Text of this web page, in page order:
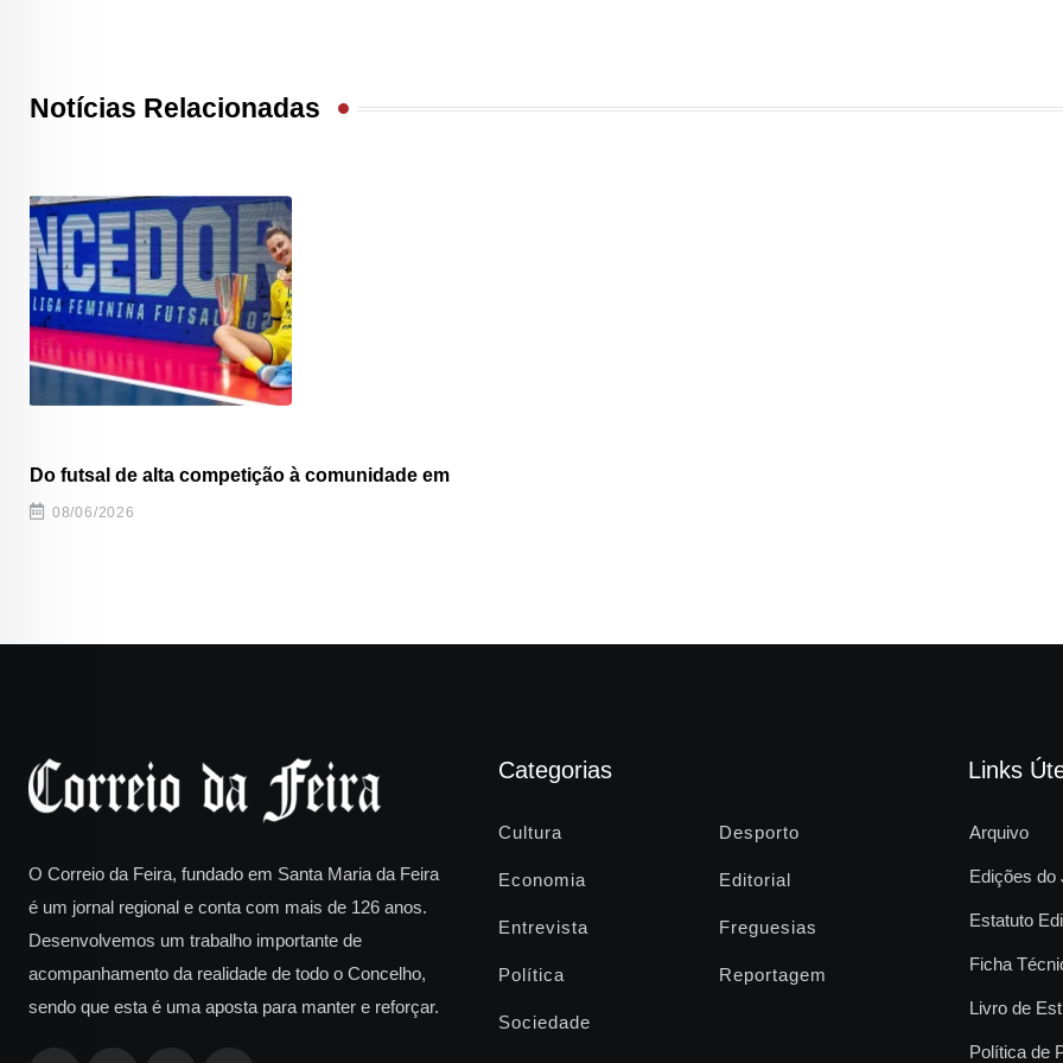
Notícias Relacionadas
Do futsal de alta competição à comunidade em
08/06/2026
O Correio da Feira, fundado em Santa Maria da Feira
é um jornal regional e conta com mais de 126 anos.
Desenvolvemos um trabalho importante de
acompanhamento da realidade de todo o Concelho,
sendo que esta é uma aposta para manter e reforçar.
Categorias
Cultura Desporto
Economia Editorial
Entrevista Freguesias
Política Reportagem
Sociedade
Links
Arquivo
Edições do
Estatuto
Ficha
Livro de
Política de